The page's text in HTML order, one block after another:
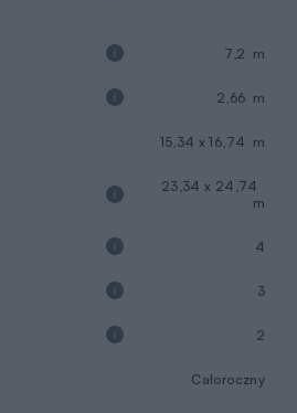
7,2 m
2,66 m
15,34 x 16,74 m
23,34 x 24,74
m
4
3
2
Całoroczny